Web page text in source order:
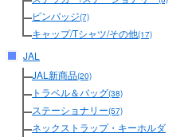
ピンバッジ(7)
キャップ/Tシャツ/その他(17)
JAL
JAL新商品(20)
トラベル＆バッグ(38)
ステーショナリー(57)
ネックストラップ・キーホルダ